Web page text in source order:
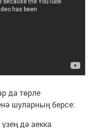
да төрле
шуларның берсе:
дә аекка